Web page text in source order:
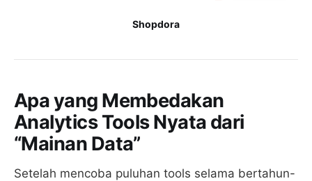
Shopdora
Apa yang Membedakan
Analytics Tools Nyata dari
“Mainan Data”
Setelah mencoba puluhan tools selama bertahun-